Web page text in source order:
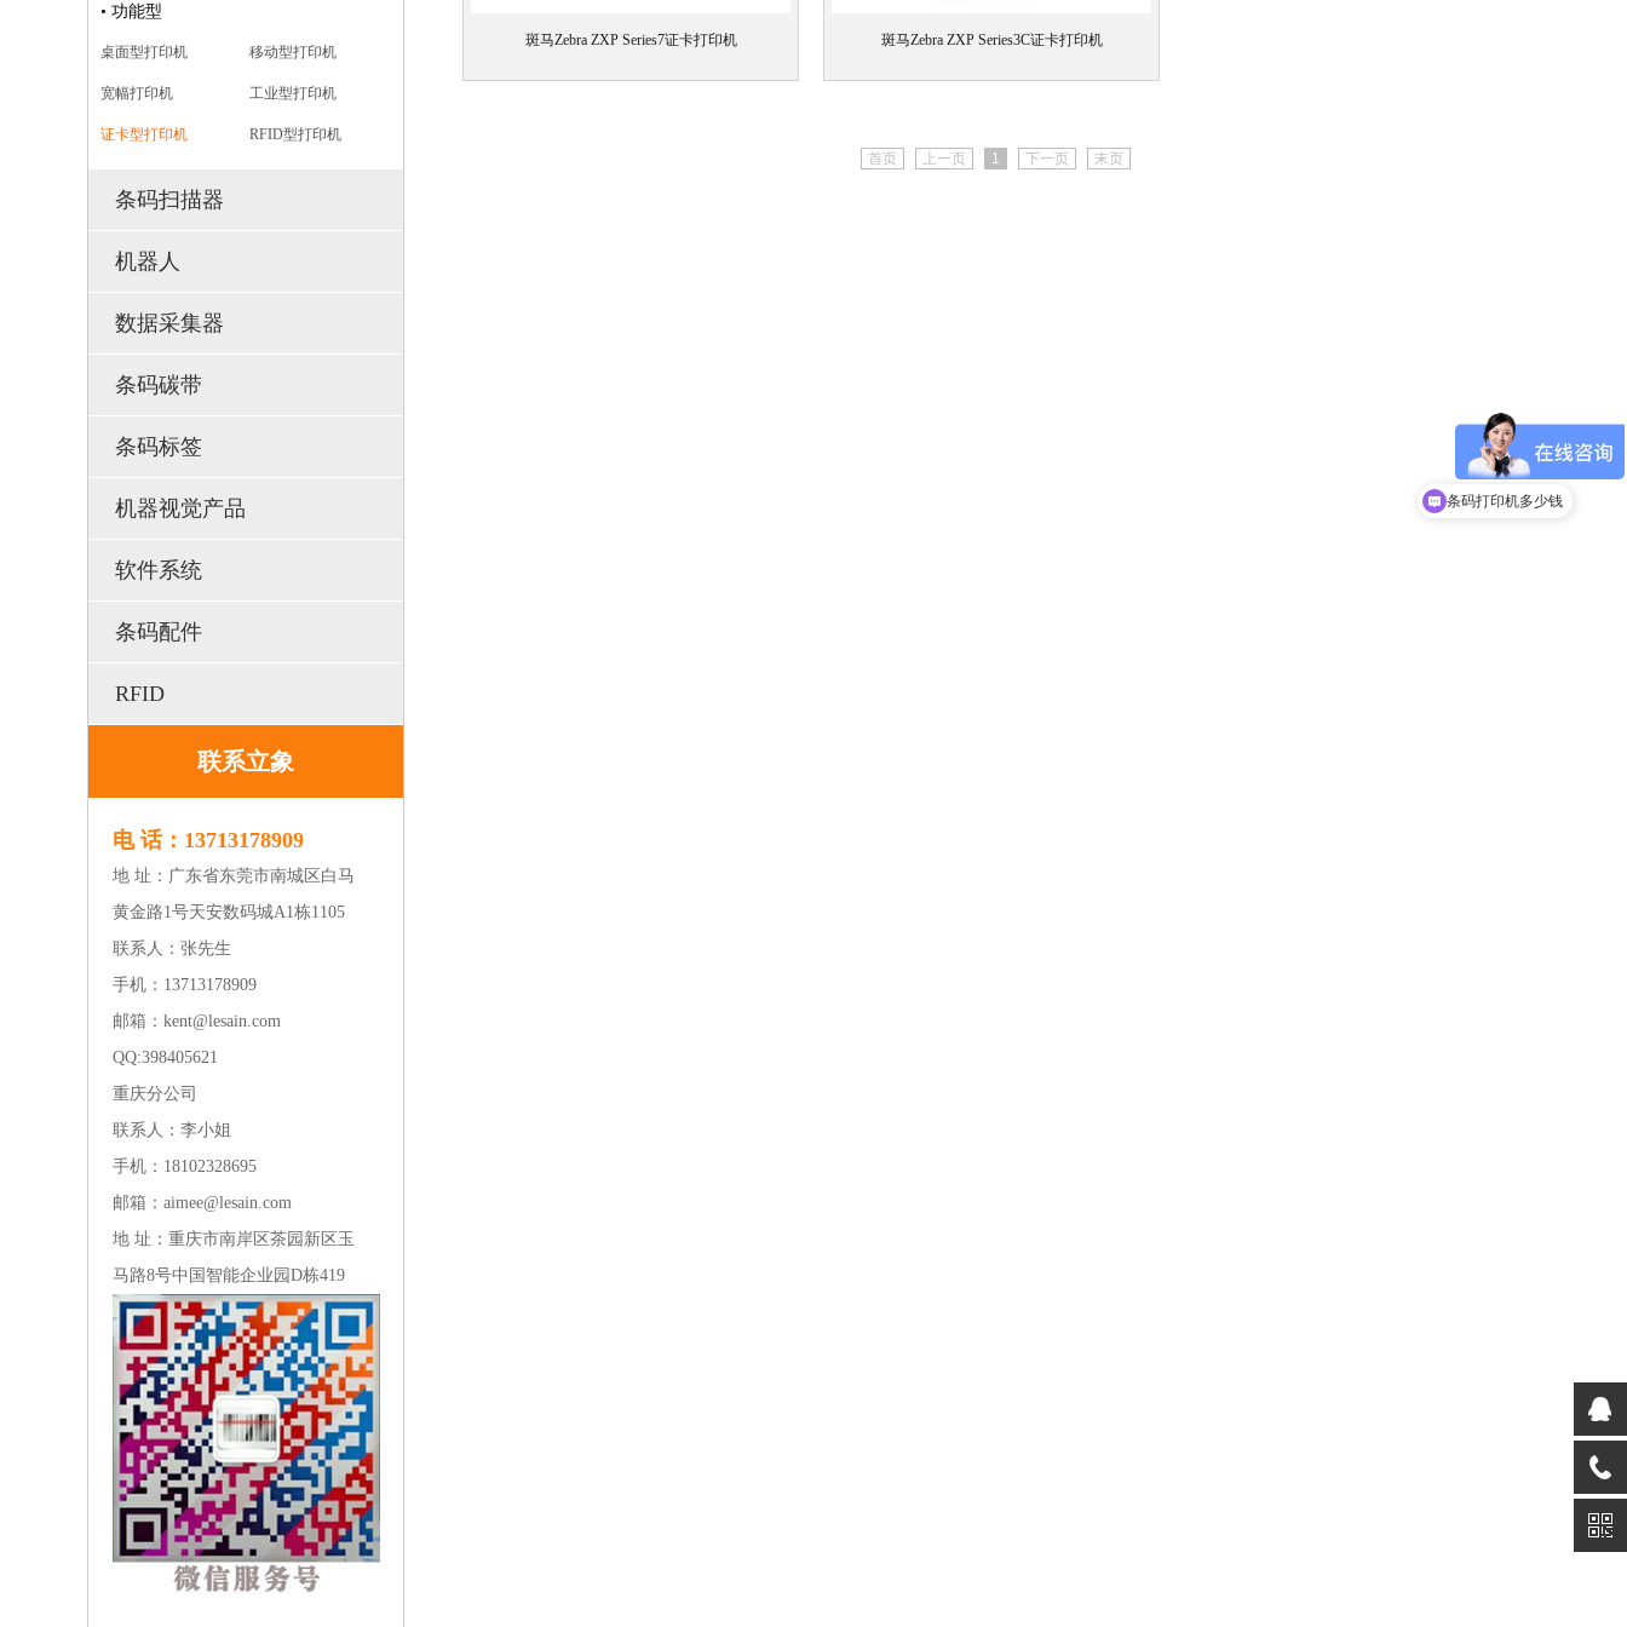
• 功能型
桌面型打印机 移动型打印机
宽幅打印机 工业型打印机
证卡型打印机 RFID型打印机
条码扫描器
机器人
数据采集器
条码碳带
条码标签
机器视觉产品
软件系统
条码配件
RFID
联系立象
电 话：13713178909
地 址：广东省东莞市南城区白马
黄金路1号天安数码城A1栋1105
联系人：张先生
手机：13713178909
邮箱：kent@lesain.com
QQ:398405621
重庆分公司
联系人：李小姐
手机：18102328695
邮箱：aimee@lesain.com
地 址：重庆市南岸区茶园新区玉
马路8号中国智能企业园D栋419
斑马Zebra ZXP Series7证卡打印机 斑马Zebra ZXP Series3C证卡打印机
首页 上一页 1 下一页 末页
条码打印机多少钱